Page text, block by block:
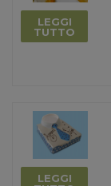
LEGGI
TUTTO
LEGGI